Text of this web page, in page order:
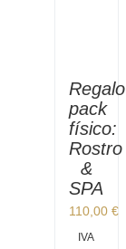
Regalo
pack
físico:
Rostro
&
SPA
110,00 €
IVA